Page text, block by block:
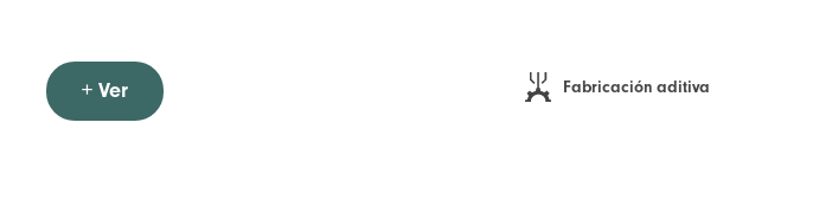
+ Ver Fabricación aditiva